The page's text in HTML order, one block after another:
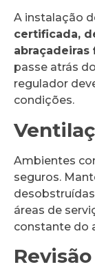
A instalação
certificada,
abraçadeiras
passe atrás
regulador
condições.
Ambientes
seguros.
áreas de
constante do